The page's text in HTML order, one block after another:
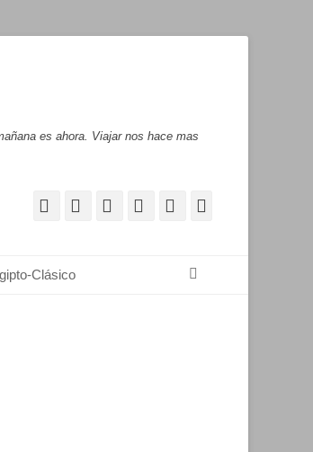
es ahora. Viajar nos hace mas
Facebook
CorreoWordPress
PinterestYouTube
Clásico